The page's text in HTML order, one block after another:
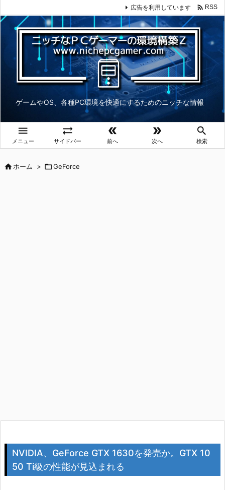
ゲームやOS、各種PC環境を快適にするためのニッチな情報

メニュー

サイドバー

前へ

次へ

検索
広告を利用しています  RSS
ホーム > GeForce
NVIDIA、GeForce GTX 1630を発売か。GTX 10
50 Ti級の性能が見込まれる